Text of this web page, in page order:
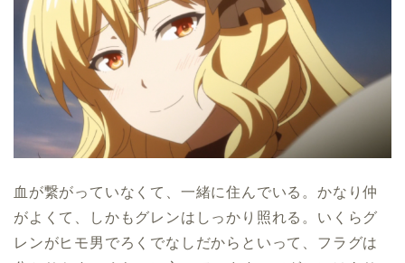
血が繋がっていなくて、一緒に住んでいる。かなり仲
がよくて、しかもグレンはしっかり照れる。いくらグ
レンがヒモ男でろくでなしだからといって、フラグは